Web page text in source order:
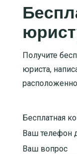
Получите
юриста,
Бесплатная
Ваш телефон
Ваш вопрос